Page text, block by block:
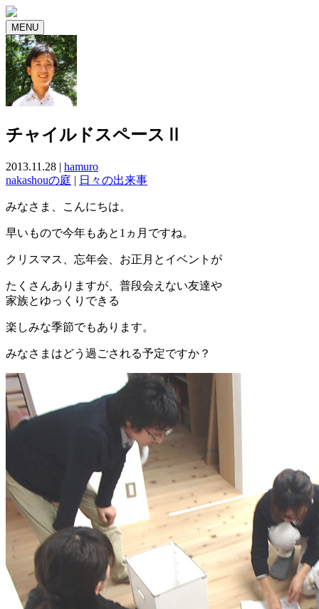
MENU
チャイルドスペースⅡ
2013.11.28 | hamuro
nakashouの庭 | 日々の出来事
みなさま、こんにちは。
早いもので今年もあと1ヵ月ですね。
クリスマス、忘年会、お正月とイベントが
たくさんありますが、普段会えない友達や
家族とゆっくりできる
楽しみな季節でもあります。
みなさまはどう過ごされる予定ですか？